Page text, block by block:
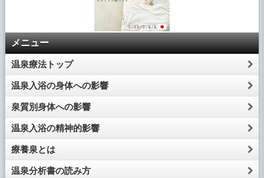
メニュー
温泉療法トップ
温泉入浴の身体への影響
泉質別身体への影響
温泉入浴の精神的影響
療養泉とは
温泉分析書の読み方